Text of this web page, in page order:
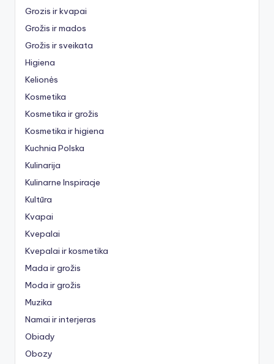
Grozis ir kvapai
Grožis ir mados
Grožis ir sveikata
Higiena
Kelionės
Kosmetika
Kosmetika ir grožis
Kosmetika ir higiena
Kuchnia Polska
Kulinarija
Kulinarne Inspiracje
Kultūra
Kvapai
Kvepalai
Kvepalai ir kosmetika
Mada ir grožis
Moda ir grožis
Muzika
Namai ir interjeras
Obiady
Obozy